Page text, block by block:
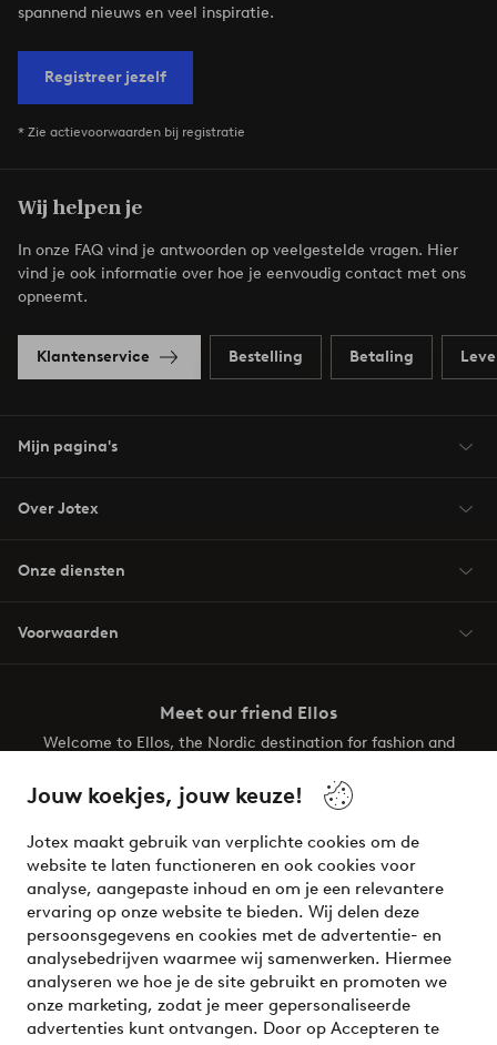
Jouw koekjes, jouw keuze!
Jotex maakt gebruik van verplichte cookies om de
website te laten functioneren en ook cookies voor
analyse, aangepaste inhoud en om je een relevantere
ervaring op onze website te bieden. Wij delen deze
persoonsgegevens en cookies met de advertentie- en
analysebedrijven waarmee wij samenwerken. Hiermee
analyseren we hoe je de site gebruikt en promoten we
onze marketing, zodat je meer gepersonaliseerde
advertenties kunt ontvangen. Door op Accepteren te
spannend nieuws en veel inspiratie.
Registreer jezelf
* Zie actievoorwaarden bij registratie
Wij helpen je
In onze FAQ vind je antwoorden op veelgestelde vragen. Hier
vind je ook informatie over hoe je eenvoudig contact met ons
opneemt.
Klantenservice Bestelling Betaling
Mijn pagina's
Over Jotex
Onze diensten
Voorwaarden
Meet our friend Ellos
Welcome to Ellos, the Nordic destination for fashion and
your wardrobe. Your next inspiring look is here!
Veilig betalen - Nu betalen of opsplitsen
Wil je meer weten over onze betaalopties?